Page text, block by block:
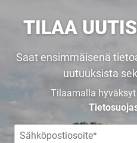
TILAA
Saat ensimmäisenä
uutuuksista
Tilaamalla hyväksyt